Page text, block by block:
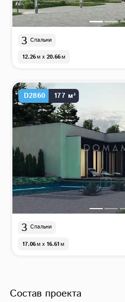
3 Спальни
12.26м x 20.66м
D2860 177 м²
3 Спальни
17.06м x 16.61м
Состав проекта